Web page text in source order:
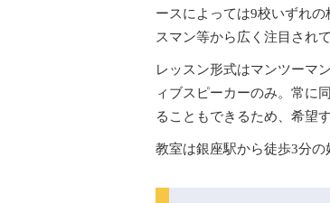
ースによっては9校いずれ
スマン等から広く注目されて
レッスン形式はマンツーマ
ィブスピーカーのみ。常に
ることもできるため、希望
教室は銀座駅から徒歩3分の